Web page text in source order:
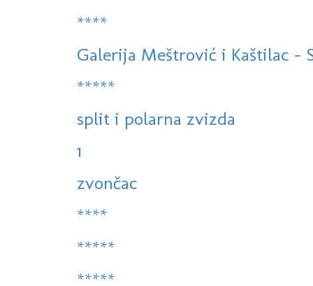
****
Galerija Meštrović i Kaštilac -
*****
split i polarna zvizda
1
zvončac
****
*****
*****